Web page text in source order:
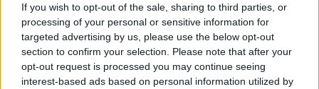
If you wish to opt-out of the sale, sharing to third parties, or
processing of your personal or sensitive information for
targeted advertising by us, please use the below opt-out
section to confirm your selection. Please note that after your
opt-out request is processed you may continue seeing
interest-based ads based on personal information utilized by
augimui, taip pat pramonei, kuri viską
pastatė ant brangių duomenų centrų
statybos visame pasaulyje.